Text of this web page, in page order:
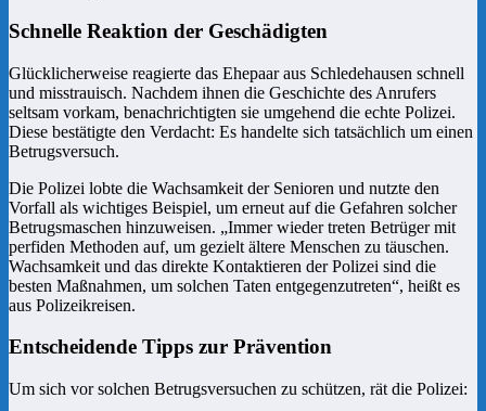
Schnelle Reaktion der Geschädigten
Glücklicherweise reagierte das Ehepaar aus Schledehausen schnell
und misstrauisch. Nachdem ihnen die Geschichte des Anrufers
seltsam vorkam, benachrichtigten sie umgehend die echte Polizei.
Diese bestätigte den Verdacht: Es handelte sich tatsächlich um einen
Betrugsversuch.
Die Polizei lobte die Wachsamkeit der Senioren und nutzte den
Vorfall als wichtiges Beispiel, um erneut auf die Gefahren solcher
Betrugsmaschen hinzuweisen. „Immer wieder treten Betrüger mit
perfiden Methoden auf, um gezielt ältere Menschen zu täuschen.
Wachsamkeit und das direkte Kontaktieren der Polizei sind die
besten Maßnahmen, um solchen Taten entgegenzutreten“, heißt es
aus Polizeikreisen.
Entscheidende Tipps zur Prävention
Um sich vor solchen Betrugsversuchen zu schützen, rät die Polizei: